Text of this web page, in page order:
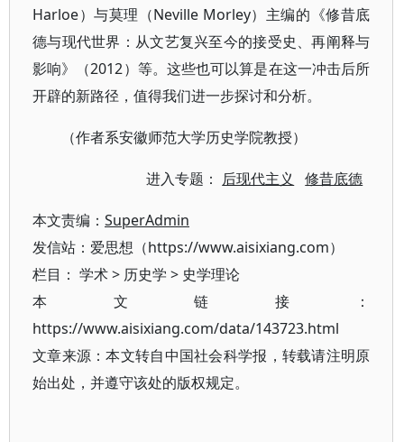
Harloe）与莫理（Neville Morley）主编的《修昔底
德与现代世界：从文艺复兴至今的接受史、再阐释与
影响》（2012）等。这些也可以算是在这一冲击后所
开辟的新路径，值得我们进一步探讨和分析。
（作者系安徽师范大学历史学院教授）
进入专题： 后现代主义 修昔底德
本文责编： SuperAdmin
发信站：爱思想（https://www.aisixiang.com）
栏目： 学术> 历史学 > 史学理论
本文链接：
https://www.aisixiang.com/data/143723.html
文章来源：本文转自中国社会科学报，转载请注明原
始出处，并遵守该处的版权规定。